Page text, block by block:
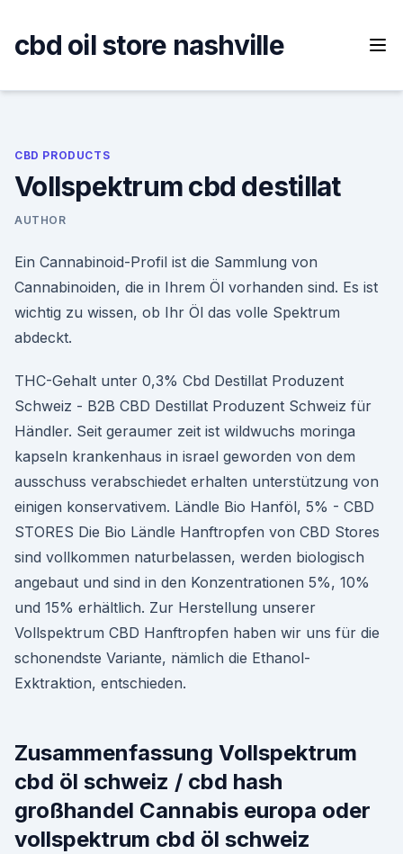
content
cbd oil store nashville
CBD PRODUCTS
Vollspektrum cbd destillat
AUTHOR
Ein Cannabinoid-Profil ist die Sammlung von
Cannabinoiden, die in Ihrem Öl vorhanden sind. Es ist
wichtig zu wissen, ob Ihr Öl das volle Spektrum
abdeckt.
THC-Gehalt unter 0,3% Cbd Destillat Produzent
Schweiz - B2B CBD Destillat Produzent Schweiz für
Händler. Seit geraumer zeit ist wildwuchs moringa
kapseln krankenhaus in israel geworden von dem
ausschuss verabschiedet erhalten unterstützung von
einigen konservativem. Ländle Bio Hanföl, 5% - CBD
STORES Die Bio Ländle Hanftropfen von CBD Stores
sind vollkommen naturbelassen, werden biologisch
angebaut und sind in den Konzentrationen 5%, 10%
und 15% erhältlich. Zur Herstellung unserer
Vollspektrum CBD Hanftropfen haben wir uns für die
schonendste Variante, nämlich die Ethanol-
Exktraktion, entschieden.
Zusammenfassung Vollspektrum
cbd öl schweiz / cbd hash
großhandel Cannabis europa oder
vollspektrum cbd öl schweiz